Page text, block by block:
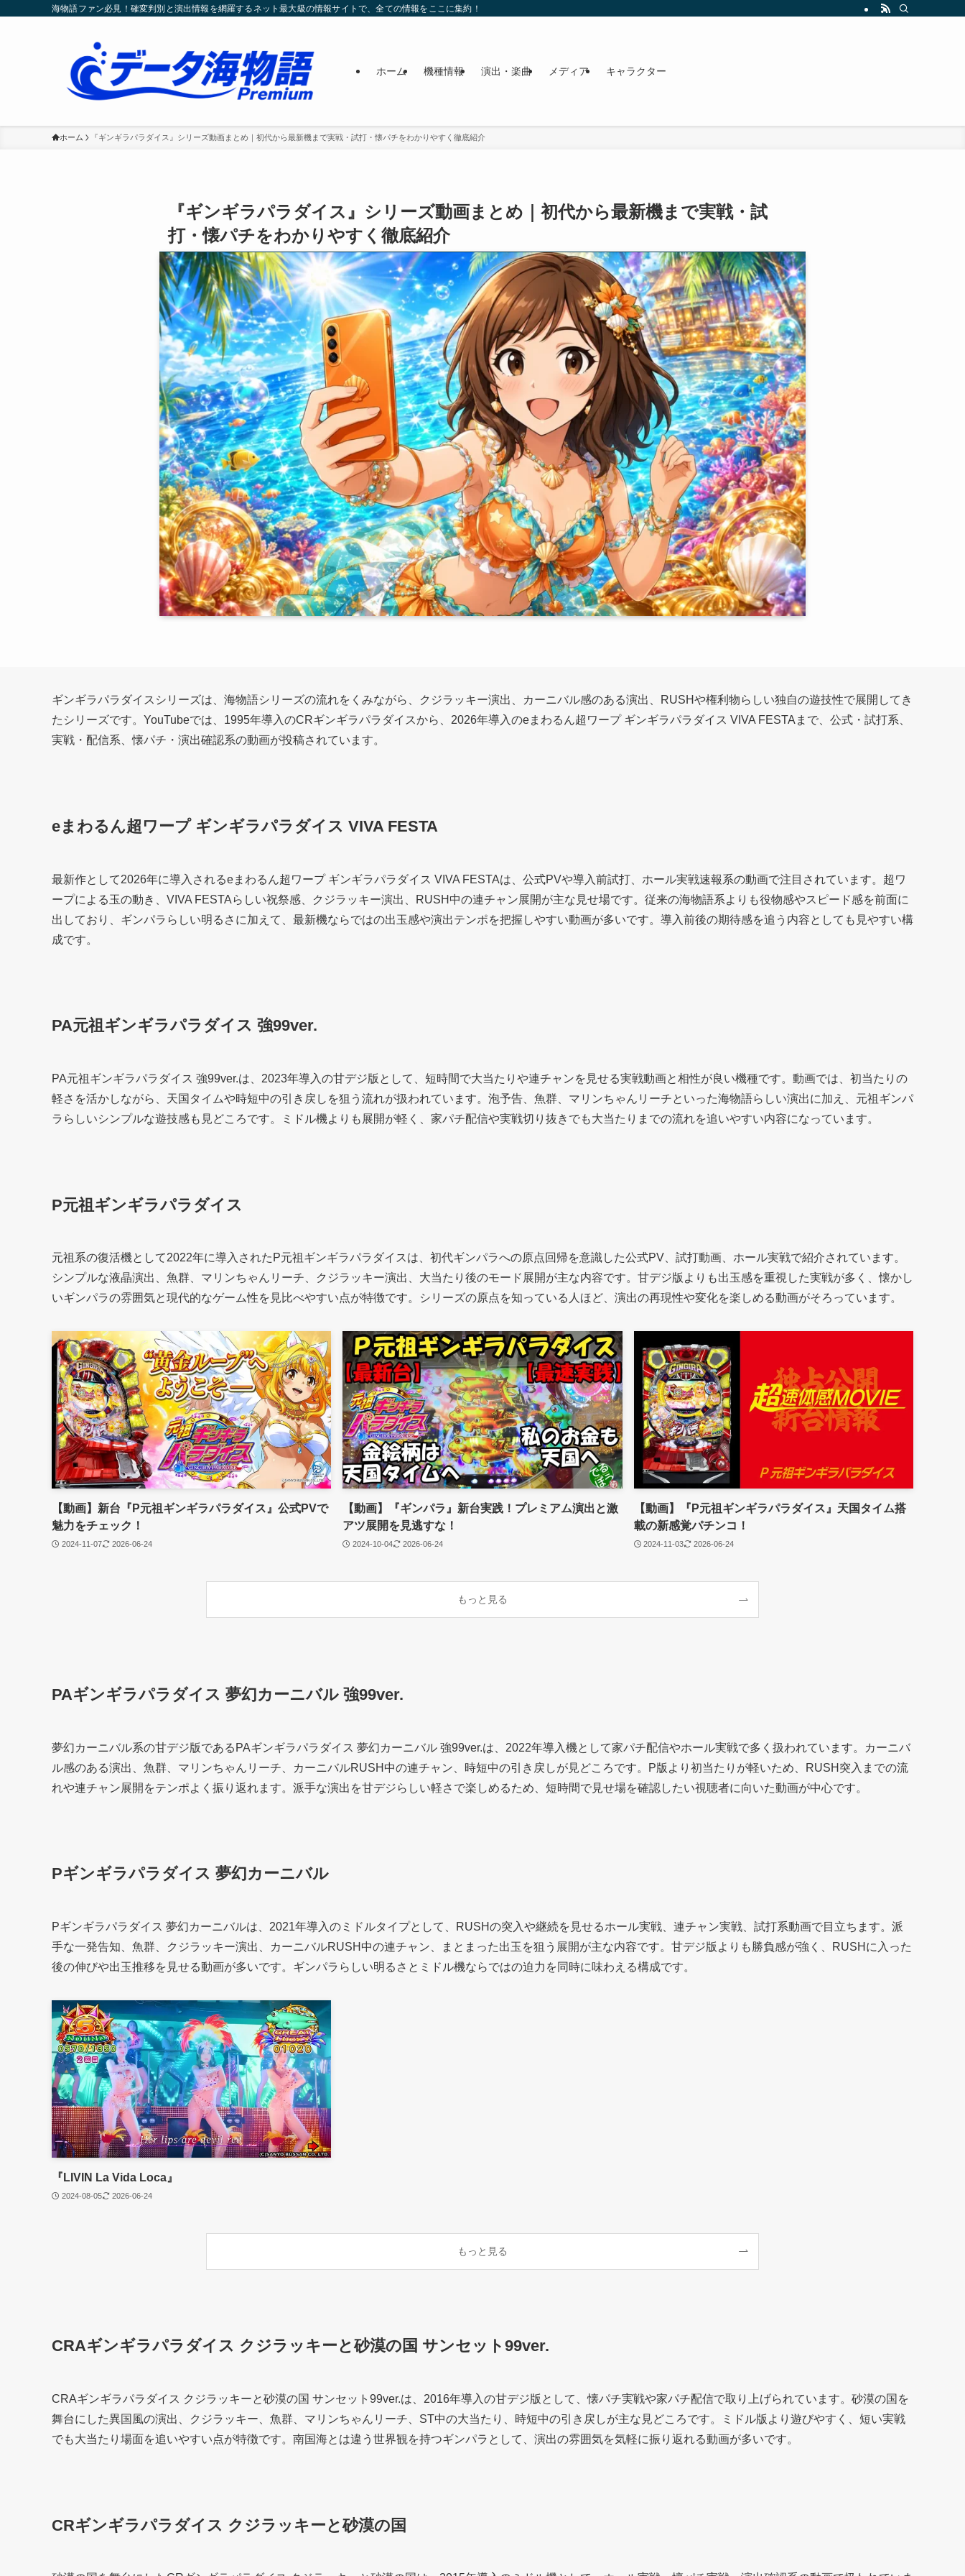
海物語ファン必見！確変判別と演出情報を網羅するネット最大級の情報サイトで、全ての情報をここに集約！
ホーム 機種情報 演出・楽曲 メディア キャラクター
ホーム 『ギンギラパラダイス』シリーズ動画まとめ｜初代から最新機まで実戦・試打・懐パチをわかりやすく徹底紹介
『ギンギラパラダイス』シリーズ動画まとめ｜初代から最新機まで実戦・試
打・懐パチをわかりやすく徹底紹介
ギンギラパラダイスシリーズは、海物語シリーズの流れをくみながら、クジラッキー演出、カーニバル感のある演出、RUSHや権利物らしい独自の遊技性で展開してき
たシリーズです。YouTubeでは、1995年導入のCRギンギラパラダイスから、2026年導入のeまわるん超ワープ ギンギラパラダイス VIVA FESTAまで、公式・試打系、
実戦・配信系、懐パチ・演出確認系の動画が投稿されています。
eまわるん超ワープ ギンギラパラダイス VIVA FESTA
最新作として2026年に導入されるeまわるん超ワープ ギンギラパラダイス VIVA FESTAは、公式PVや導入前試打、ホール実戦速報系の動画で注目されています。超ワ
ープによる玉の動き、VIVA FESTAらしい祝祭感、クジラッキー演出、RUSH中の連チャン展開が主な見せ場です。従来の海物語系よりも役物感やスピード感を前面に
出しており、ギンパラらしい明るさに加えて、最新機ならではの出玉感や演出テンポを把握しやすい動画が多いです。導入前後の期待感を追う内容としても見やすい構
成です。
PA元祖ギンギラパラダイス 強99ver.
PA元祖ギンギラパラダイス 強99ver.は、2023年導入の甘デジ版として、短時間で大当たりや連チャンを見せる実戦動画と相性が良い機種です。動画では、初当たりの
軽さを活かしながら、天国タイムや時短中の引き戻しを狙う流れが扱われています。泡予告、魚群、マリンちゃんリーチといった海物語らしい演出に加え、元祖ギンパ
ラらしいシンプルな遊技感も見どころです。ミドル機よりも展開が軽く、家パチ配信や実戦切り抜きでも大当たりまでの流れを追いやすい内容になっています。
P元祖ギンギラパラダイス
元祖系の復活機として2022年に導入されたP元祖ギンギラパラダイスは、初代ギンパラへの原点回帰を意識した公式PV、試打動画、ホール実戦で紹介されています。
シンプルな液晶演出、魚群、マリンちゃんリーチ、クジラッキー演出、大当たり後のモード展開が主な内容です。甘デジ版よりも出玉感を重視した実戦が多く、懐かし
いギンパラの雰囲気と現代的なゲーム性を見比べやすい点が特徴です。シリーズの原点を知っている人ほど、演出の再現性や変化を楽しめる動画がそろっています。
【動画】新台『P元祖ギンギラパラダイス』公式PVで
魅力をチェック！
2024-11-07 2026-06-24
【動画】『ギンパラ』新台実践！プレミアム演出と激
アツ展開を見逃すな！
2024-10-04 2026-06-24
【動画】『P元祖ギンギラパラダイス』天国タイム搭
載の新感覚パチンコ！
2024-11-03 2026-06-24
もっと見る
PAギンギラパラダイス 夢幻カーニバル 強99ver.
夢幻カーニバル系の甘デジ版であるPAギンギラパラダイス 夢幻カーニバル 強99ver.は、2022年導入機として家パチ配信やホール実戦で多く扱われています。カーニバ
ル感のある演出、魚群、マリンちゃんリーチ、カーニバルRUSH中の連チャン、時短中の引き戻しが見どころです。P版より初当たりが軽いため、RUSH突入までの流
れや連チャン展開をテンポよく振り返れます。派手な演出を甘デジらしい軽さで楽しめるため、短時間で見せ場を確認したい視聴者に向いた動画が中心です。
Pギンギラパラダイス 夢幻カーニバル
Pギンギラパラダイス 夢幻カーニバルは、2021年導入のミドルタイプとして、RUSHの突入や継続を見せるホール実戦、連チャン実戦、試打系動画で目立ちます。派
手な一発告知、魚群、クジラッキー演出、カーニバルRUSH中の連チャン、まとまった出玉を狙う展開が主な内容です。甘デジ版よりも勝負感が強く、RUSHに入った
後の伸びや出玉推移を見せる動画が多いです。ギンパラらしい明るさとミドル機ならではの迫力を同時に味わえる構成です。
『LIVIN La Vida Loca』
2024-08-05 2026-06-24
もっと見る
CRAギンギラパラダイス クジラッキーと砂漠の国 サンセット99ver.
CRAギンギラパラダイス クジラッキーと砂漠の国 サンセット99ver.は、2016年導入の甘デジ版として、懐パチ実戦や家パチ配信で取り上げられています。砂漠の国を
舞台にした異国風の演出、クジラッキー、魚群、マリンちゃんリーチ、ST中の大当たり、時短中の引き戻しが主な見どころです。ミドル版より遊びやすく、短い実戦
でも大当たり場面を追いやすい点が特徴です。南国海とは違う世界観を持つギンパラとして、演出の雰囲気を気軽に振り返れる動画が多いです。
CRギンギラパラダイス クジラッキーと砂漠の国